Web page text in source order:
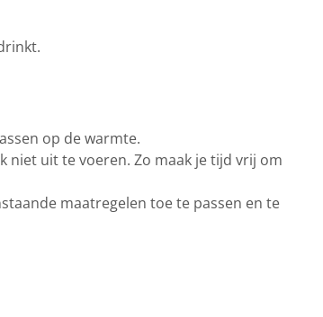
op de warmte.
niet uit te voeren. Zo maak je tijd vrij om
maatregelen toe te passen en te